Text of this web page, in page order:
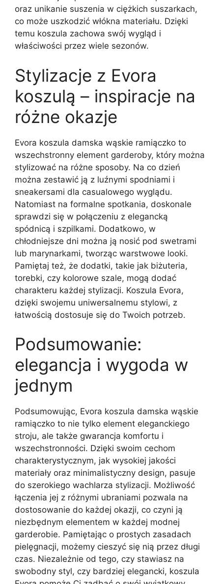
oraz unikanie suszenia w ciężkich suszarkach,
co może uszkodzić włókna materiału. Dzięki
temu koszula zachowa swój wygląd i
właściwości przez wiele sezonów.
Stylizacje z Evora
koszulą – inspiracje na
różne okazje
Evora koszula damska wąskie ramiączko to
wszechstronny element garderoby, który można
stylizować na różne sposoby. Na co dzień
można zestawić ją z luźnymi spodniami i
sneakersami dla casualowego wyglądu.
Natomiast na formalne spotkania, doskonale
sprawdzi się w połączeniu z elegancką
spódnicą i szpilkami. Dodatkowo, w
chłodniejsze dni można ją nosić pod swetrami
lub marynarkami, tworząc warstwowe looki.
Pamiętaj też, że dodatki, takie jak biżuteria,
torebki, czy kolorowe szale, mogą dodać
charakteru każdej stylizacji. Koszula Evora,
dzięki swojemu uniwersalnemu stylowi, z
łatwością dostosuje się do Twoich potrzeb.
Podsumowanie:
elegancja i wygoda w
jednym
Podsumowując, Evora koszula damska wąskie
ramiączko to nie tylko element eleganckiego
stroju, ale także gwarancja komfortu i
wszechstronności. Dzięki swoim cechom
charakterystycznym, jak wysokiej jakości
materiały oraz minimalistyczny design, pasuje
do szerokiego wachlarza stylizacji. Możliwość
łączenia jej z różnymi ubraniami pozwala na
dostosowanie do każdej okazji, co czyni ją
niezbędnym elementem w każdej modnej
garderobie. Pamiętając o prostych zasadach
pielęgnacji, możemy cieszyć się nią przez długi
czas. Niezależnie od tego, czy stawiasz na
swobodny styl, czy bardziej elegancki, koszula